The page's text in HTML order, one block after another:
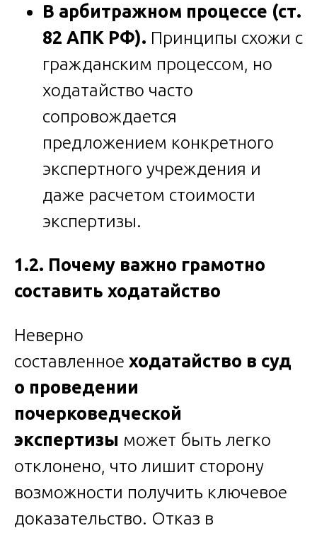
В арбитражном процессе (ст.
82 АПК РФ). Принципы схожи с
гражданским процессом, но
ходатайство часто
сопровождается
предложением конкретного
экспертного учреждения и
даже расчетом стоимости
экспертизы.
1.2. Почему важно грамотно
составить ходатайство
Неверно
составленное ходатайство в суд
о проведении
почерковедческой
экспертизы может быть легко
отклонено, что лишит сторону
возможности получить ключевое
доказательство. Отказ в